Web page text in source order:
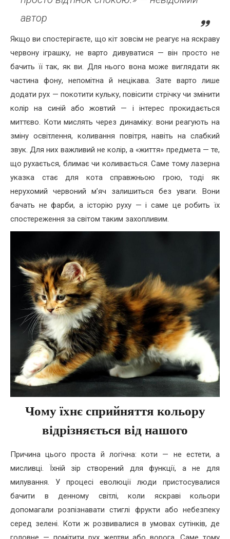
автор
Якщо ви спостерігаєте, що кіт зовсім не реагує на яскраву
червону іграшку, не варто дивуватися — він просто не
бачить її так, як ви. Для нього вона може виглядати як
частина фону, непомітна й нецікава. Зате варто лише
додати рух — покотити кульку, повісити стрічку чи змінити
колір на синій або жовтий — і інтерес прокидається
миттєво. Коти мислять через динаміку: вони реагують на
зміну освітлення, коливання повітря, навіть на слабкий
звук. Для них важливий не колір, а «життя» предмета — те,
що рухається, блимає чи коливається. Саме тому лазерна
указка стає для кота справжньою грою, тоді як
нерухомий червоний м’яч залишиться без уваги. Вони
бачать не фарби, а історію руху — і саме це робить їх
спостереження за світом таким захопливим.
Чому їхнє сприйняття кольору
відрізняється від нашого
Причина цього проста й логічна: коти — не естети, а
мисливці. Їхній зір створений для функції, а не для
милування. У процесі еволюції люди пристосувалися
бачити в денному світлі, коли яскраві кольори
допомагали розпізнавати стиглі фрукти або небезпеку
серед зелені. Коти ж розвивалися в умовах сутінків, де